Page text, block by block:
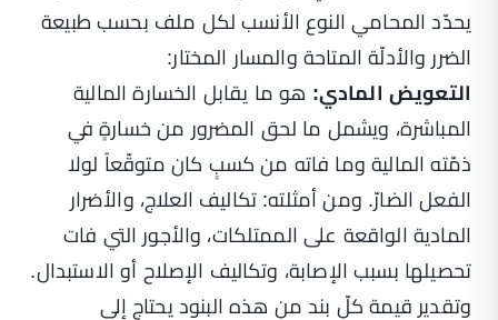
يحدّد المحامي النوع الأنسب لكل ملف بحسب طبيعة
الضرر والأدلّة المتاحة والمسار المختار:
التعويض المادي: هو ما يقابل الخسارة المالية
المباشرة، ويشمل ما لحق المضرور من خسارةٍ في
ذمّته المالية وما فاته من كسبٍ كان متوقّعاً لولا
الفعل الضارّ. ومن أمثلته: تكاليف العلاج، والأضرار
المادية الواقعة على الممتلكات، والأجور التي فات
تحصيلها بسبب الإصابة، وتكاليف الإصلاح أو الاستبدال.
وتقدير قيمة كلّ بند من هذه البنود يحتاج إلى